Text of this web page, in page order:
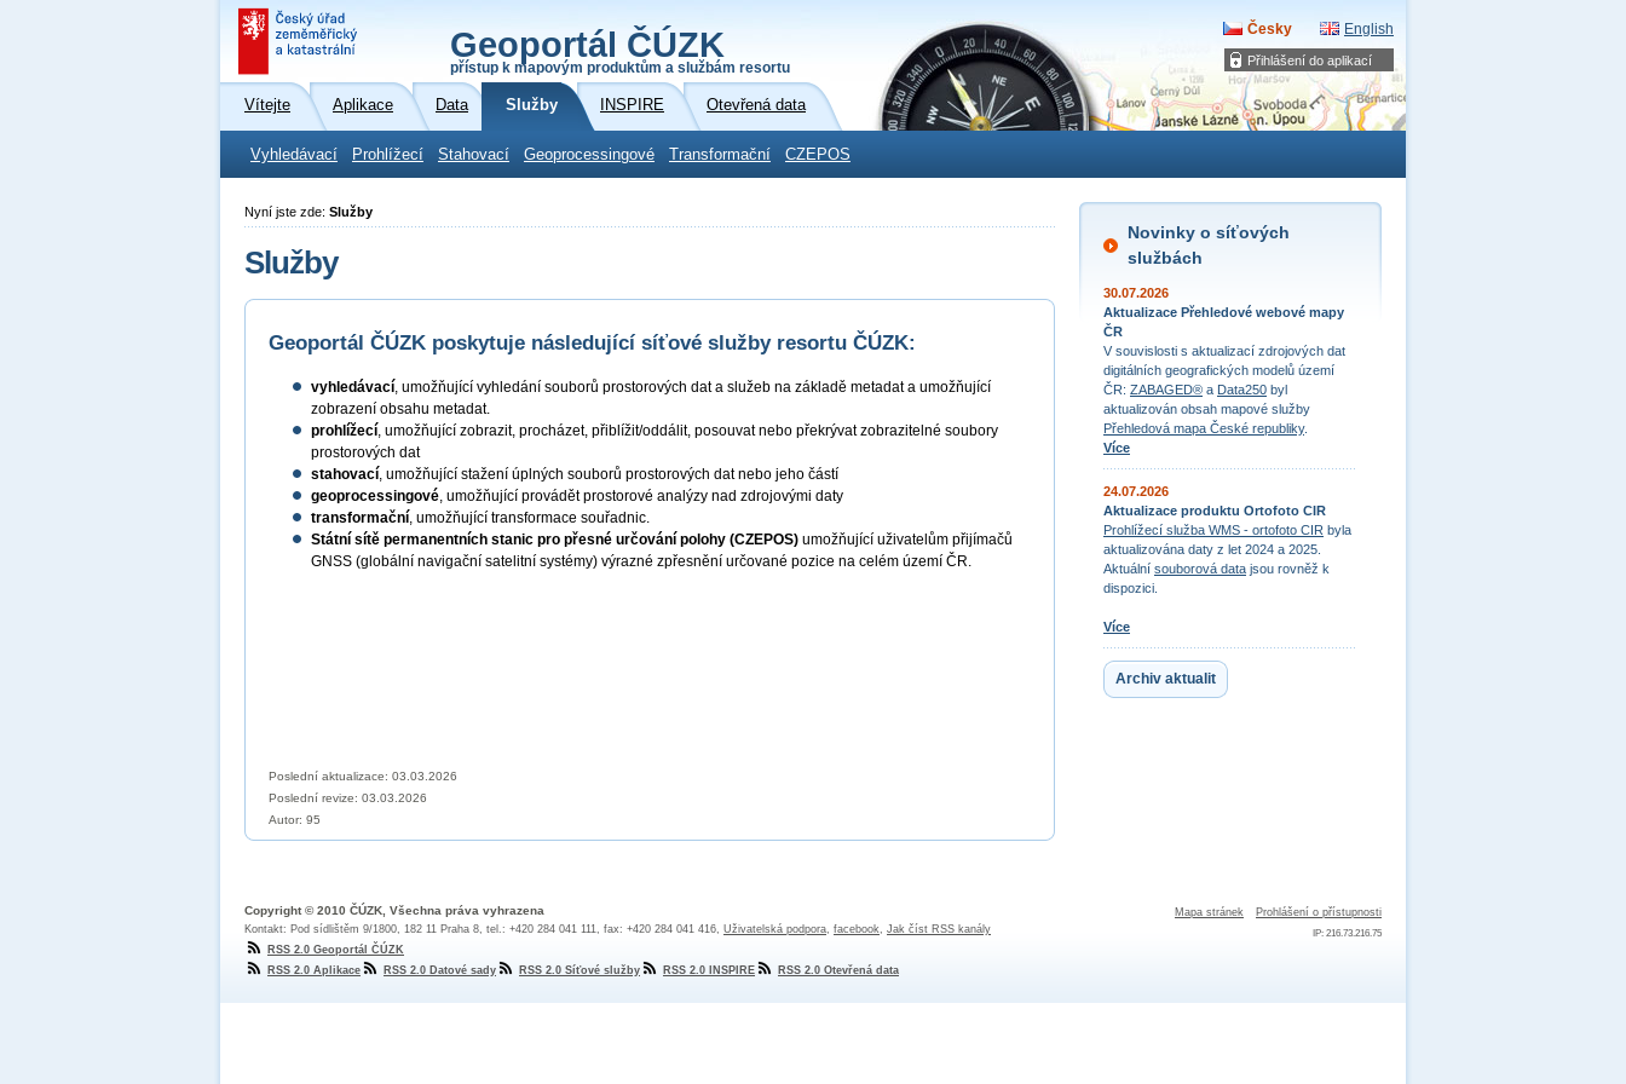
Přihlášení do aplikací
Geoportál ČÚZK
přístup k mapovým produktům a službám resortu
Česky English
Vítejte Aplikace Data Služby INSPIRE Otevřená data
Vyhledávací Prohlížecí Stahovací Geoprocessingové Transformační CZEPOS
Novinky o síťových
službách
30.07.2026
Aktualizace Přehledové webové mapy
ČR
V souvislosti s aktualizací zdrojových dat
digitálních geografických modelů území
ČR: ZABAGED® a Data250 byl
aktualizován obsah mapové služby
Přehledová mapa České republiky.
Více
24.07.2026
Aktualizace produktu Ortofoto CIR
Prohlížecí služba WMS - ortofoto CIR byla
aktualizována daty z let 2024 a 2025.
Aktuální souborová data jsou rovněž k
dispozici.
Více
Archiv aktualit
Nyní jste zde: Služby
Služby
Geoportál ČÚZK poskytuje následující síťové služby resortu ČÚZK:
vyhledávací, umožňující vyhledání souborů prostorových dat a služeb na základě metadat a umožňující
zobrazení obsahu metadat.
prohlížecí, umožňující zobrazit, procházet, přiblížit/oddálit, posouvat nebo překrývat zobrazitelné soubory
prostorových dat
stahovací, umožňující stažení úplných souborů prostorových dat nebo jeho částí
geoprocessingové, umožňující provádět prostorové analýzy nad zdrojovými daty
transformační, umožňující transformace souřadnic.
Státní sítě permanentních stanic pro přesné určování polohy (CZEPOS) umožňující uživatelům přijímačů
GNSS (globální navigační satelitní systémy) výrazné zpřesnění určované pozice na celém území ČR.
Poslední aktualizace: 03.03.2026
Poslední revize: 03.03.2026
Autor: 95
Mapa stránek Prohlášení o přístupnosti
IP: 216.73.216.75
Copyright © 2010 ČÚZK, Všechna práva vyhrazena
Kontakt: Pod sídlištěm 9/1800, 182 11 Praha 8, tel.: +420 284 041 111, fax: +420 284 041 416, Uživatelská podpora, facebook, Jak číst RSS kanály
RSS 2.0 Geoportál ČÚZK
RSS 2.0 Aplikace
RSS 2.0 Datové sady RSS 2.0 Síťové služby RSS 2.0 INSPIRE RSS 2.0 Otevřená data